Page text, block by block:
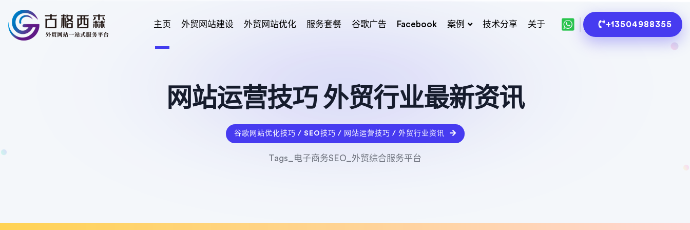
主页 外贸网站建设 外贸网站优化 服务套餐 谷歌广告 Facebook 案例 技术分享 关于 +13504988355
网站运营技巧 外贸行业最新资讯
谷歌网站优化技巧 / SEO技巧 / 网站运营技巧 / 外贸行业资讯
Tags_电子商务SEO_外贸综合服务平台